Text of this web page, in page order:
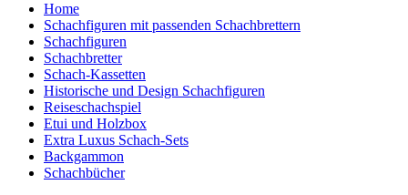
Home
Schachfiguren mit passenden Schachbrettern
Schachfiguren
Schachbretter
Schach-Kassetten
Historische und Design Schachfiguren
Reiseschachspiel
Etui und Holzbox
Extra Luxus Schach-Sets
Backgammon
Schachbücher